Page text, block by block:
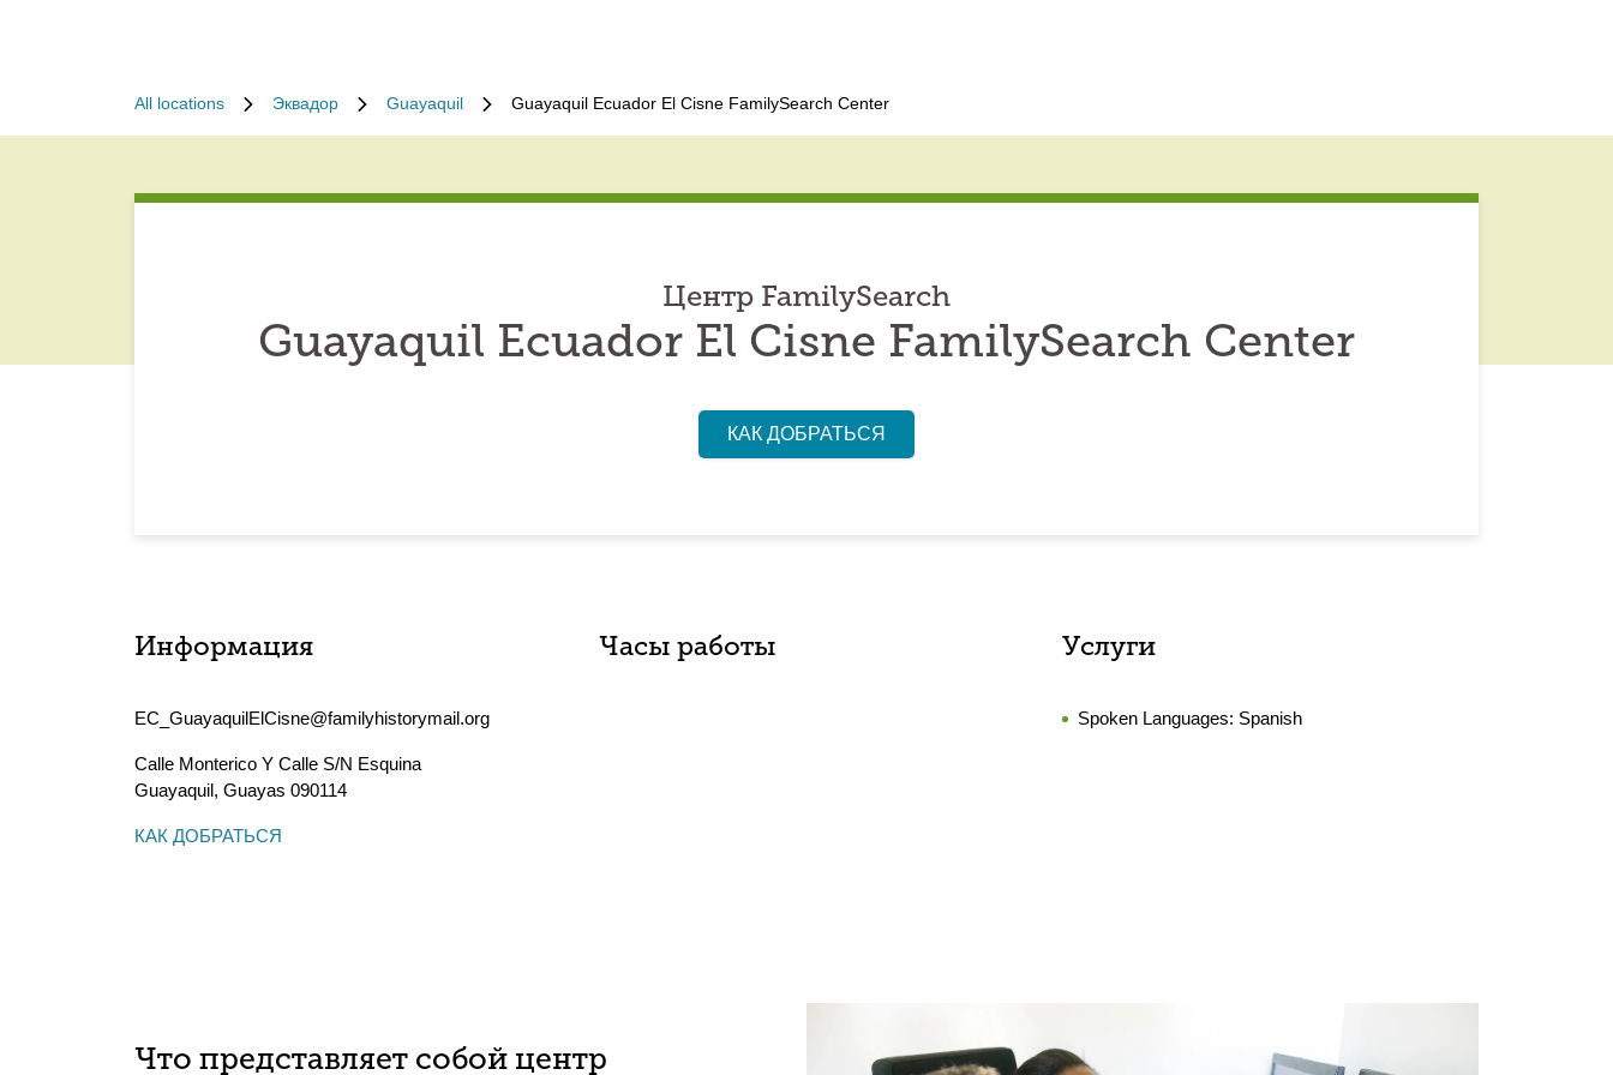
All locations Эквадор Guayaquil Guayaquil Ecuador El Cisne FamilySearch Center
Центр FamilySearch
Guayaquil Ecuador El Cisne FamilySearch Center
КАК ДОБРАТЬСЯ
Информация
EC_GuayaquilElCisne@familyhistorymail.org
Calle Monterico Y Calle S/N Esquina
Guayaquil, Guayas 090114
КАК ДОБРАТЬСЯ
Часы работы Услуги
Spoken Languages: Spanish
Что представляет собой центр